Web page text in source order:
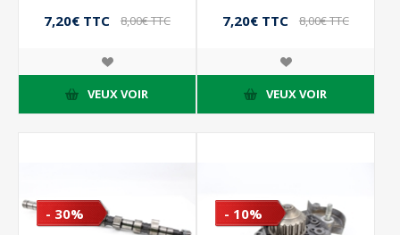
7,20€ TTC 8,00€ TTC
VEUX VOIR
7,20€ TTC 8,00€ TTC
VEUX VOIR
- 30% - 10%